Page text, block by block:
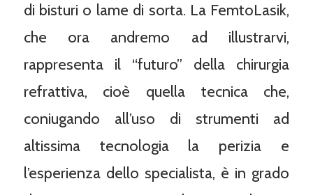
di bisturi o lame di sorta. La FemtoLasik,
che ora andremo ad illustrarvi,
rappresenta il “futuro” della chirurgia
refrattiva, cioè quella tecnica che,
coniugando all’uso di strumenti ad
altissima tecnologia la perizia e
l’esperienza dello specialista, è in grado